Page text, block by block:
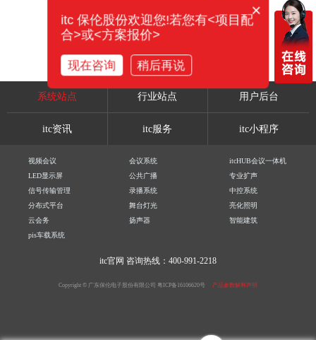
系统站点 行业站点 用户后台
itc资讯 itc服务 itc小程序
视频会议 会议系统
itcHUB会议一体机
LED显示屏
公共广播
专业扩声
信号传输管理
录播系统
中控系统
分布式平台
舞台灯光
亮化照明
云会务
扬声器
智能建筑
pis车载系统
itc官网 咨询热线：400-991-2218
Copyright © 广东保伦电子股份有限公司 粤ICP备16106620号 产品参数解释声明
×
itc 保伦股份欢迎您!若您有<项目配
合>或<方案报价>
现在咨询 稍后再说